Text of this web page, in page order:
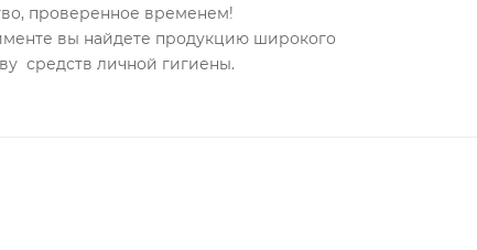
проверенное временем!
вы найдете продукцию широкого
средств личной гигиены.